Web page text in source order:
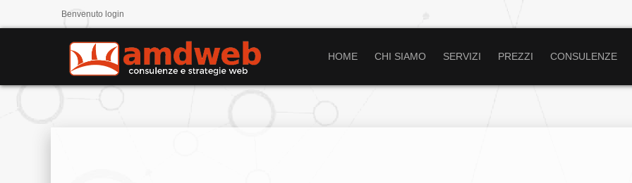
Benvenuto login
HOME CHI SIAMO SERVIZI PREZZI CONSULENZE